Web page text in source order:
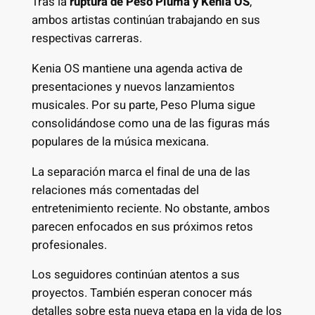
ambos artistas continúan trabajando en sus
respectivas carreras.
Kenia OS mantiene una agenda activa de
presentaciones y nuevos lanzamientos
musicales. Por su parte, Peso Pluma sigue
consolidándose como una de las figuras más
populares de la música mexicana.
La separación marca el final de una de las
relaciones más comentadas del
entretenimiento reciente. No obstante, ambos
parecen enfocados en sus próximos retos
profesionales.
Los seguidores continúan atentos a sus
proyectos. También esperan conocer más
detalles sobre esta nueva etapa en la vida de los